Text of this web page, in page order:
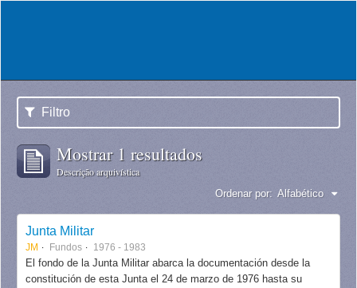
Filtro
Mostrar 1 resultados
Descrição arquivística
Ordenar por: Alfabético
Junta Militar
JM Fundos 1976 - 1983
El fondo de la Junta Militar abarca la documentación desde la
constitución de esta Junta el 24 de marzo de 1976 hasta su